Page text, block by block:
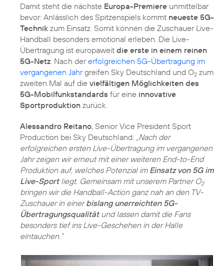
Damit steht die nächste Europa-Premiere unmittelbar
bevor: Anlässlich des Spitzenspiels kommt neueste 5G-
Technik zum Einsatz. Somit können die Zuschauer Live-
Handball besonders emotional erleben. Die Live-
Übertragung ist europaweit die erste in einem reinen
5G-Netz . Nach dererfolgreichen 5G-Übertragung im
vergangenen Jahrgreifen Sky Deutschland und O2 zum
zweiten Mal auf die vielfältigen Möglichkeiten des
5G-Mobilfunkstandards für eine innovative
Sportproduktion zurück.
Alessandro Reitano, Senior Vice President Sport
Production bei Sky Deutschland: „Nach der
erfolgreichen ersten Live-Übertragung im vergangenen
Jahr zeigen wir erneut mit einer weiteren End-to-End
Produktion auf, welches Potenzial im Einsatz von 5G im
Live-Sportliegt. Gemeinsam mit unserem Partner O2
bringen wir die Handball-Action ganz nah an den TV-
Zuschauer in einerbislang unerreichten 5G-
Übertragungsqualitätund lassen damit die Fans
besonders tief ins Live-Geschehen in der Halle
eintauchen.“